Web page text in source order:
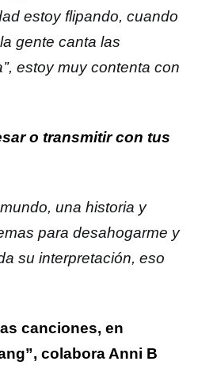
estoy flipando, cuando
gente canta las
estoy muy contenta con
o transmitir con tus
una historia y
para desahogarme y
su interpretación, eso
canciones, en
colabora Anni B